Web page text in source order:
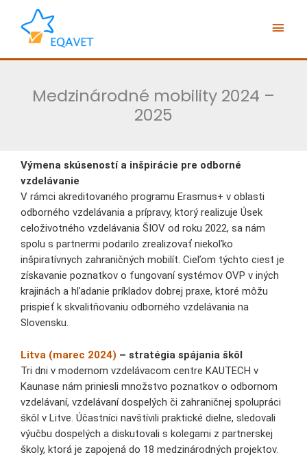
Preskočiť
obsah
Medzinárodné mobility 2024 –
2025
Výmena skúseností a inšpirácie pre odborné
vzdelávanie
V rámci akreditovaného programu Erasmus+ v oblasti
odborného vzdelávania a prípravy, ktorý realizuje Úsek
celoživotného vzdelávania ŠIOV od roku 2022, sa nám
spolu s partnermi podarilo zrealizovať niekoľko
inšpiratívnych zahraničných mobilít. Cieľom týchto ciest je
získavanie poznatkov o fungovaní systémov OVP v iných
krajinách a hľadanie príkladov dobrej praxe, ktoré môžu
prispieť k skvalitňovaniu odborného vzdelávania na
Slovensku.
Litva (marec 2024) – stratégia spájania škôl
Tri dni v modernom vzdelávacom centre KAUTECH v
Kaunase nám priniesli množstvo poznatkov o odbornom
vzdelávaní, vzdelávaní dospelých či zahraničnej spolupráci
škôl v Litve. Účastníci navštívili praktické dielne, sledovali
výučbu dospelých a diskutovali s kolegami z partnerskej
školy, ktorá je zapojená do 18 medzinárodných projektov.